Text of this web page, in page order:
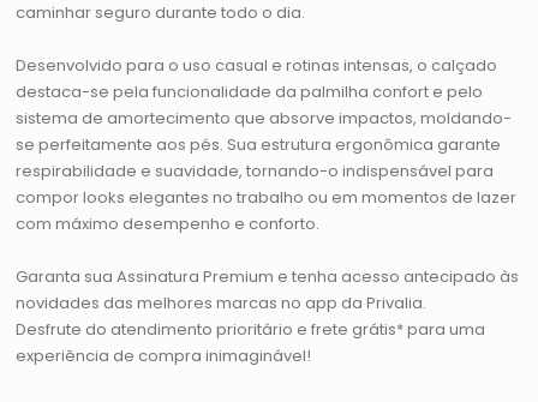
caminhar seguro durante todo o dia.
Desenvolvido para o uso casual e rotinas intensas, o calçado
destaca-se pela funcionalidade da palmilha confort e pelo
sistema de amortecimento que absorve impactos, moldando-
se perfeitamente aos pés. Sua estrutura ergonômica garante
respirabilidade e suavidade, tornando-o indispensável para
compor looks elegantes no trabalho ou em momentos de lazer
com máximo desempenho e conforto.
Garanta sua Assinatura Premium e tenha acesso antecipado às
novidades das melhores marcas no app da Privalia.
Desfrute do atendimento prioritário e frete grátis* para uma
experiência de compra inimaginável!